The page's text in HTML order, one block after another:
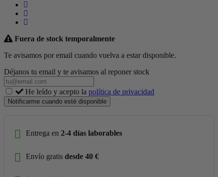
Fuera de stock temporalmente
Te avisamos por email cuando vuelva a estar disponible.
Déjanos tu email y te avisamos al reponer stock
He leído y acepto la política de privacidad
Notificarme cuando esté disponible
Entrega en 2-4 días laborables
Envío gratis desde 40 €